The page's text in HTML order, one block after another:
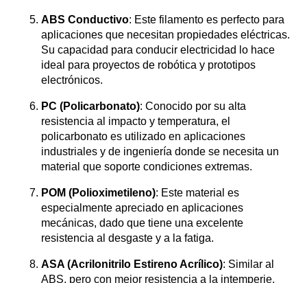
ABS Conductivo: Este filamento es perfecto para
aplicaciones que necesitan propiedades eléctricas.
Su capacidad para conducir electricidad lo hace
ideal para proyectos de robótica y prototipos
electrónicos.
PC (Policarbonato): Conocido por su alta
resistencia al impacto y temperatura, el
policarbonato es utilizado en aplicaciones
industriales y de ingeniería donde se necesita un
material que soporte condiciones extremas.
POM (Polioximetileno): Este material es
especialmente apreciado en aplicaciones
mecánicas, dado que tiene una excelente
resistencia al desgaste y a la fatiga.
ASA (Acrilonitrilo Estireno Acrílico): Similar al
ABS, pero con mejor resistencia a la intemperie.